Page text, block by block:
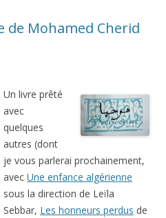
de Mohamed Cherid
Un livre prêté
avec
quelques
autres (dont
je vous parlerai prochainement,
avec Une enfance algérienne
sous la direction de Leïla
Sebbar, Les honneurs perdus de